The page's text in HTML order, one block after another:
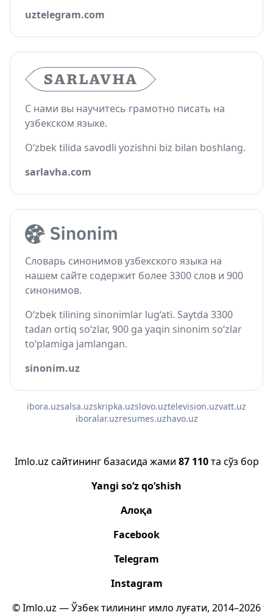
uztelegram.com
С нами вы научитесь грамотно писать на
узбекском языке.
O‘zbek tilida savodli yozishni biz bilan boshlang.
sarlavha.com
Словарь синонимов узбекского языка на
нашем сайте содержит более 3300 слов и 900
синонимов.
O‘zbek tilining sinonimlar lug‘ati. Saytda 3300
tadan ortiq so‘zlar, 900 ga yaqin sinonim so‘zlar
to‘plamiga jamlangan.
sinonim.uz
ibora.uzsalsa.uzskripka.uzslovo.uztelevision.uzvatt.uz
iboralar.uzresumes.uzhavo.uz
Imlo.uz сайтининг базасида жами 87 110та сўз бор
Yangi so‘z qo‘shish
Алоқа
Facebook
Telegram
Instagram
© Imlo.uz — Ўзбек тилининг имло луғати, 2014–2026